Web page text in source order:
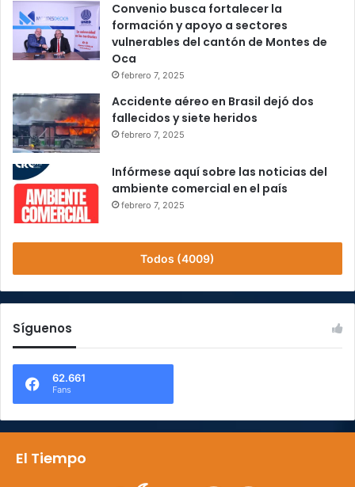
Convenio busca fortalecer la
formación y apoyo a sectores
vulnerables del cantón de Montes de
Oca
febrero 7, 2025
Accidente aéreo en Brasil dejó dos
fallecidos y siete heridos
febrero 7, 2025
Infórmese aquí sobre las noticias del
ambiente comercial en el país
febrero 7, 2025
Todos (4009)
Síguenos
62.661
Fans
El Tiempo